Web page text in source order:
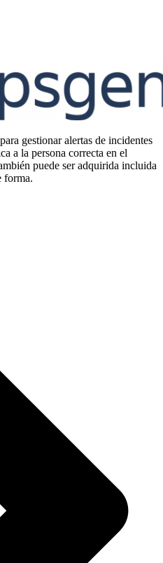
gestionar alertas de incidentes
a la persona correcta en el
puede ser adquirida incluida
forma.